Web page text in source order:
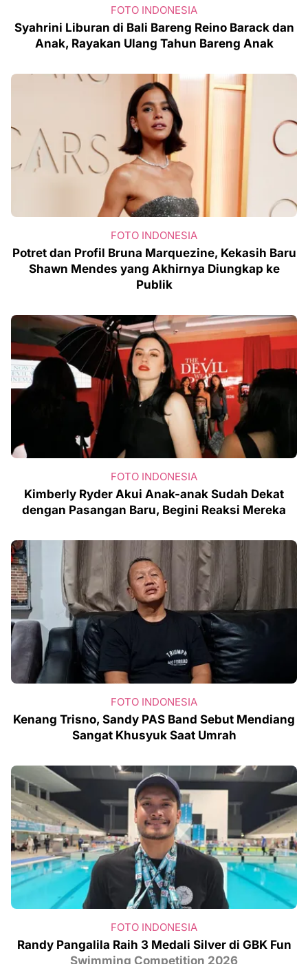
FOTO INDONESIA
Syahrini Liburan di Bali Bareng Reino Barack dan
Anak, Rayakan Ulang Tahun Bareng Anak
FOTO INDONESIA
Potret dan Profil Bruna Marquezine, Kekasih Baru
Shawn Mendes yang Akhirnya Diungkap ke
Publik
FOTO INDONESIA
Kimberly Ryder Akui Anak-anak Sudah Dekat
dengan Pasangan Baru, Begini Reaksi Mereka
FOTO INDONESIA
Kenang Trisno, Sandy PAS Band Sebut Mendiang
Sangat Khusyuk Saat Umrah
FOTO INDONESIA
Randy Pangalila Raih 3 Medali Silver di GBK Fun
Swimming Competition 2026